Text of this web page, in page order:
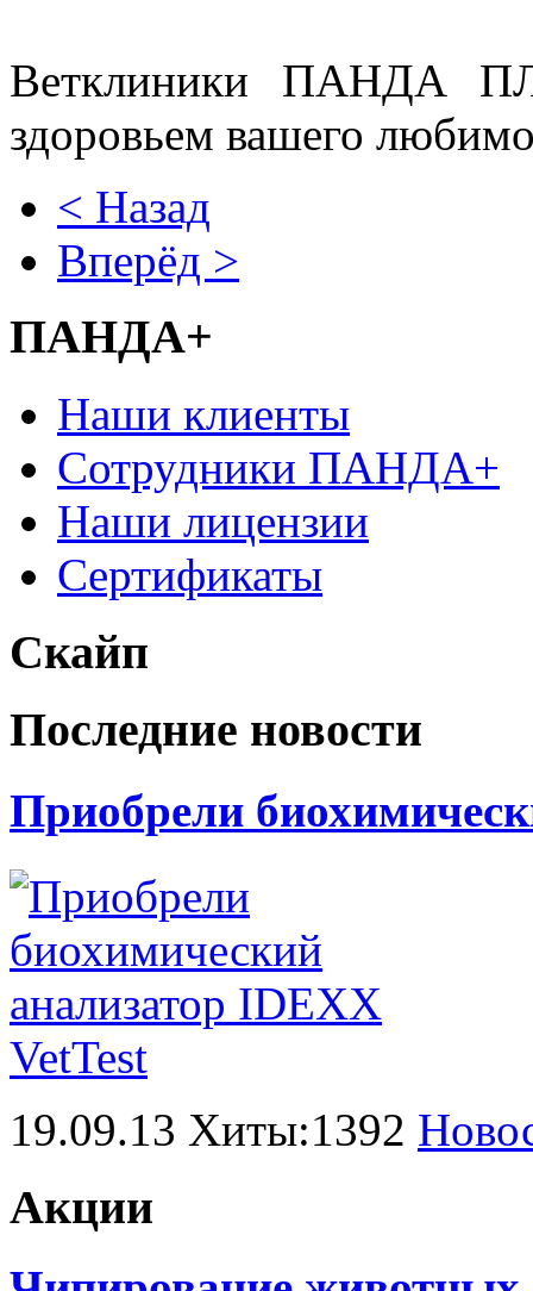
Ветклиники ПАНДА
здоровьем вашего
< Назад
Вперёд >
ПАНДА+
Наши клиенты
Сотрудники ПАНДА+
Наши лицензии
Сертификаты
Скайп
Последние новости
Приобрели
19.09.13 Хиты:1392
Акции